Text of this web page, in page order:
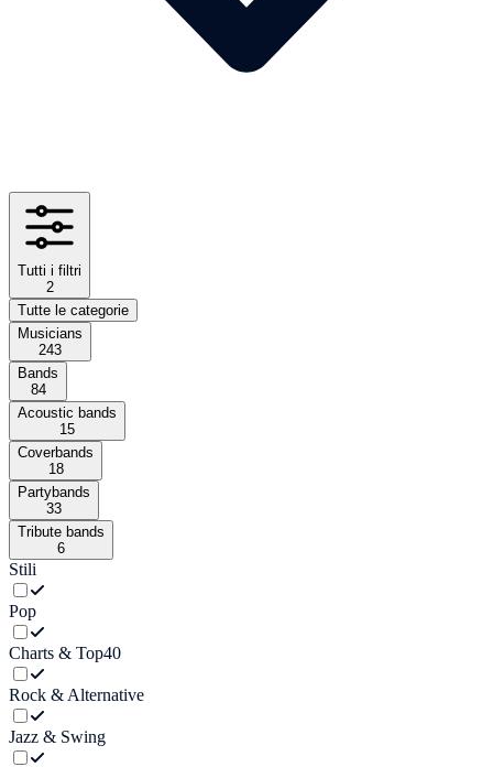
Tutti i filtri
2
Tutte le categorie
Musicians
243
Bands
84
Acoustic bands
15
Coverbands
18
Partybands
33
Tribute bands
6
Stili
Pop
Charts & Top40
Rock & Alternative
Jazz & Swing